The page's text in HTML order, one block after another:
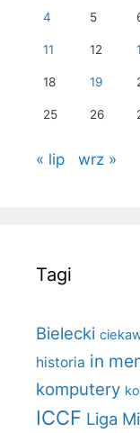
4 5
11 12
18 19
25 26
« lip wrz »
Tagi
Bielecki
historia in
komputery
ICCF Liga